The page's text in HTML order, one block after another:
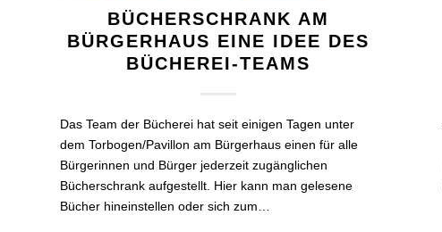
BÜCHERSCHRANK AM
BÜRGERHAUS EINE IDEE DES
BÜCHEREI-TEAMS
Das Team der Bücherei hat seit einigen Tagen unter
dem Torbogen/Pavillon am Bürgerhaus einen für alle
Bürgerinnen und Bürger jederzeit zugänglichen
Bücherschrank aufgestellt. Hier kann man gelesene
Bücher hineinstellen oder sich zum…